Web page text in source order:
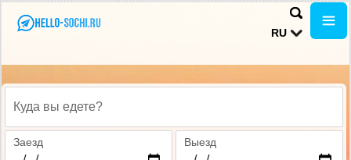
RU
Куда вы едете?
Заезд Выезд